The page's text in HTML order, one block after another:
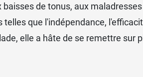
de tonus, aux
que l'indépendance,
elle a hâte de se remettre sur